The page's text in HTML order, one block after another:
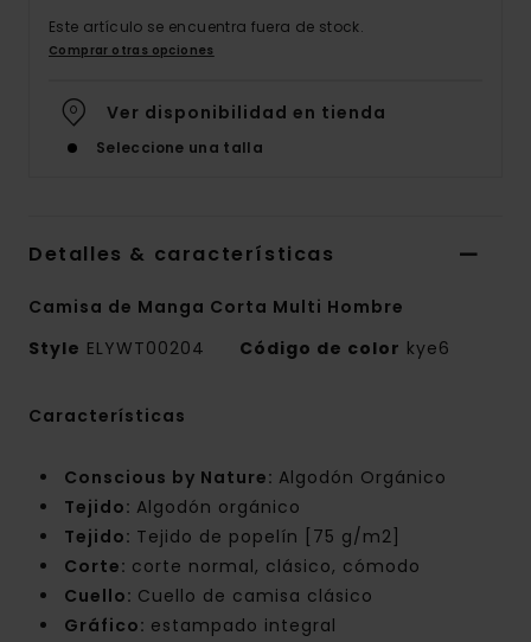
Este artículo se encuentra fuera de stock.
Comprar otras opciones
Ver disponibilidad en tienda
Seleccione una talla
Detalles & características
Camisa de Manga Corta Multi Hombre
Style ELYWT00204 Código de color kye6
Características
Conscious by Nature: Algodón Orgánico
Tejido: Algodón orgánico
Tejido: Tejido de popelín [75 g/m2]
Corte: corte normal, clásico, cómodo
Cuello: Cuello de camisa clásico
Gráfico: estampado integral